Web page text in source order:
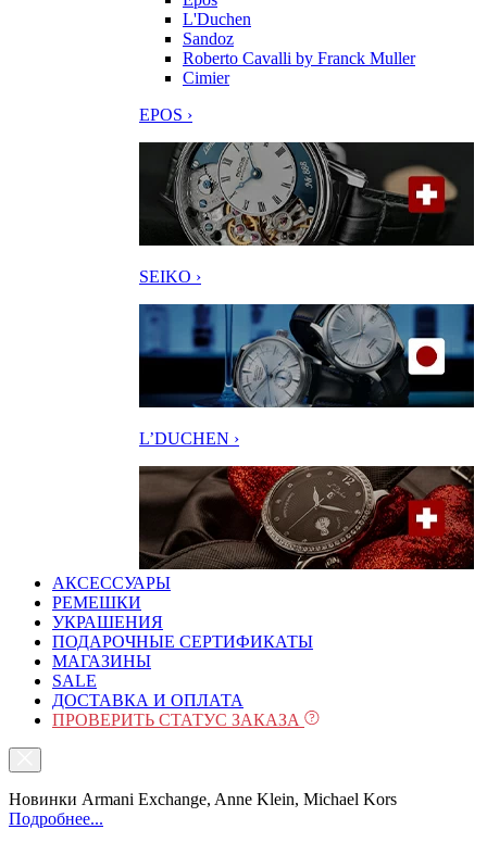
L'Duchen
Sandoz
Roberto Cavalli by Franck Muller
Cimier
EPOS ›
SEIKO ›
L’DUCHEN ›
АКСЕССУАРЫ
РЕМЕШКИ
УКРАШЕНИЯ
ПОДАРОЧНЫЕ СЕРТИФИКАТЫ
МАГАЗИНЫ
SALE
ДОСТАВКА И ОПЛАТА
ПРОВЕРИТЬ СТАТУС ЗАКАЗА
Новинки Armani Exchange, Anne Klein, Michael Kors
Подробнее...